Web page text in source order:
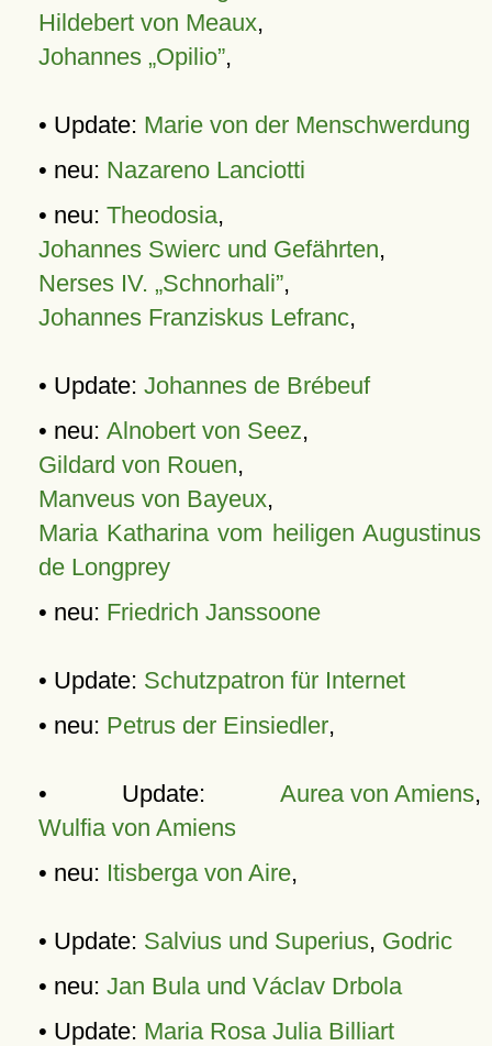
Hildebert von Meaux,
Johannes „Opilio”,
• Update: Marie von der Menschwerdung
• neu: Nazareno Lanciotti
• neu: Theodosia,
Johannes Swierc und Gefährten,
Nerses IV. „Schnorhali”,
Johannes Franziskus Lefranc,
• Update: Johannes de Brébeuf
• neu: Alnobert von Seez,
Gildard von Rouen,
Manveus von Bayeux,
Maria Katharina vom heiligen Augustinus
de Longprey
• neu: Friedrich Janssoone
• Update: Schutzpatron für Internet
• neu: Petrus der Einsiedler,
• Update: Aurea von Amiens,
Wulfia von Amiens
• neu: Itisberga von Aire,
• Update: Salvius und Superius, Godric
• neu: Jan Bula und Václav Drbola
• Update: Maria Rosa Julia Billiart